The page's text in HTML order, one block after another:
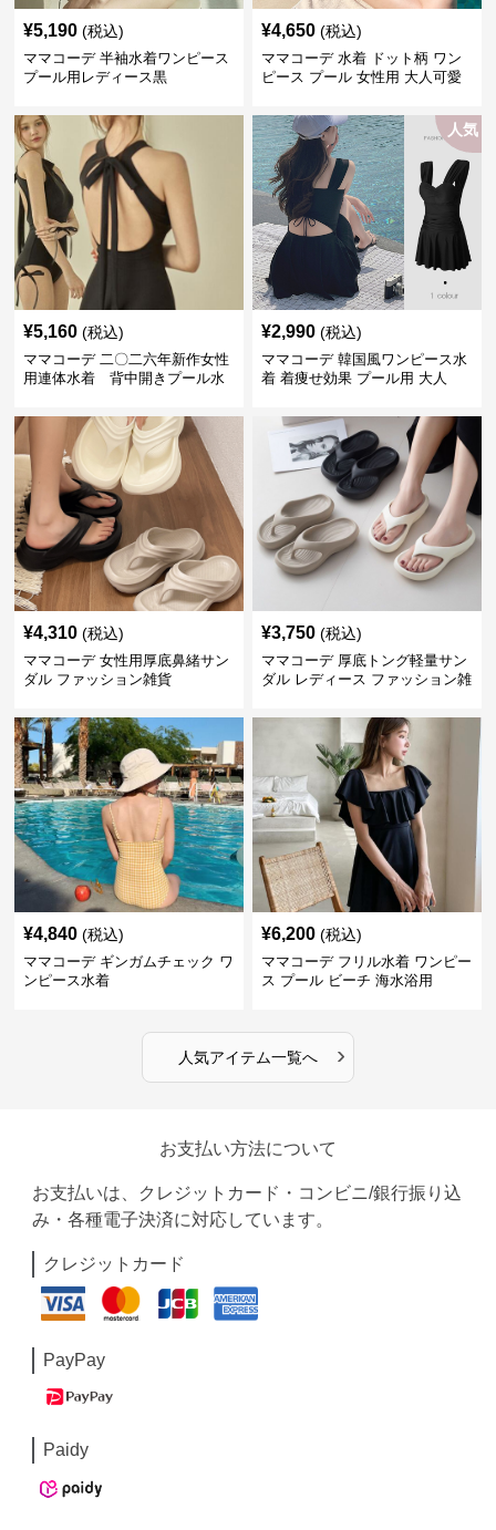
¥5,190 (税込)
ママコーデ 半袖水着ワンピース
プール用レディース黒
¥4,650 (税込)
ママコーデ 水着 ドット柄 ワン
ピース プール 女性用 大人可愛
¥5,160 (税込)
ママコーデ 二〇二六年新作女性
用連体水着 背中開きプール水
人気
¥2,990 (税込)
ママコーデ 韓国風ワンピース水
着 着痩せ効果 プール用 大人
¥4,310 (税込)
ママコーデ 女性用厚底鼻緒サン
ダル ファッション雑貨
¥3,750 (税込)
ママコーデ 厚底トング軽量サン
ダル レディース ファッション雑
¥4,840 (税込)
ママコーデ ギンガムチェック ワ
ンピース水着
¥6,200 (税込)
ママコーデ フリル水着 ワンピー
ス プール ビーチ 海水浴用
人気アイテム一覧へ ›
お支払い方法について
お支払いは、クレジットカード・コンビニ/銀行振り込
み・各種電子決済に対応しています。
クレジットカード
PayPay
Paidy